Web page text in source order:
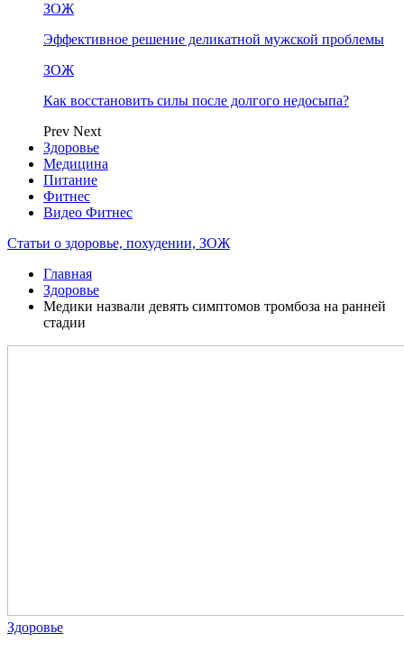
ЗОЖ
Эффективное решение деликатной мужской проблемы
ЗОЖ
Как восстановить силы после долгого недосыпа?
Prev Next
Здоровье
Медицина
Питание
Фитнес
Видео Фитнес
Статьи о здоровье, похудении, ЗОЖ
Главная
Здоровье
Медики назвали девять симптомов тромбоза на ранней
стадии
Здоровье